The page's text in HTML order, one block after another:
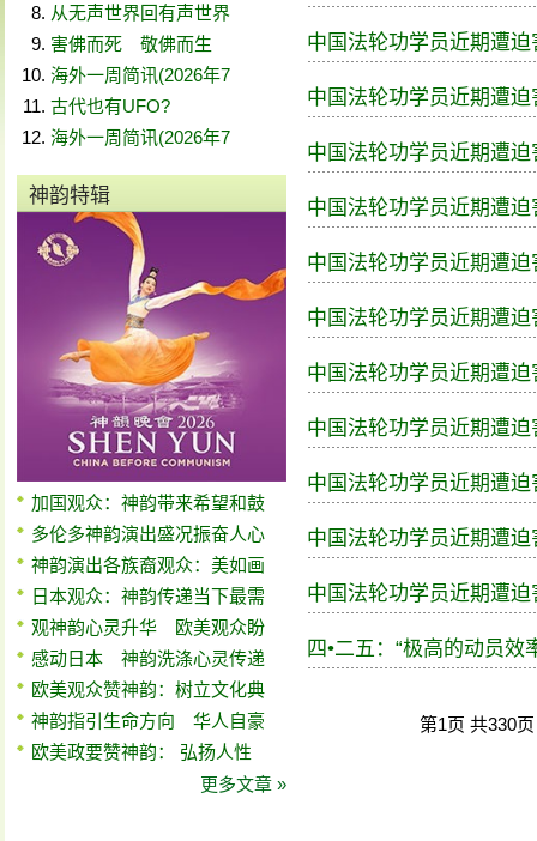
从无声世界回有声世界
害佛而死 敬佛而生
海外一周简讯(2026年7
古代也有UFO?
海外一周简讯(2026年7
神韵特辑
加国观众：神韵带来希望和鼓
多伦多神韵演出盛况振奋人心
神韵演出各族裔观众：美如画
日本观众：神韵传递当下最需
观神韵心灵升华 欧美观众盼
感动日本 神韵洗涤心灵传递
欧美观众赞神韵：树立文化典
神韵指引生命方向 华人自豪
欧美政要赞神韵： 弘扬人性
更多文章 »
中国法轮功学员近期遭
中国法轮功学员近期遭
中国法轮功学员近期遭
中国法轮功学员近期遭
中国法轮功学员近期遭
中国法轮功学员近期遭
中国法轮功学员近期遭
中国法轮功学员近期遭
中国法轮功学员近期遭
中国法轮功学员近期遭
中国法轮功学员近期遭
四•二五：“极高的动员效
第1页 共330